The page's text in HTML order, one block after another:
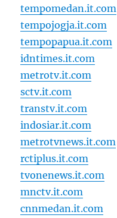
tempomedan.it.com
tempojogja.it.com
tempopapua.it.com
idntimes.it.com
metrotv.it.com
sctv.it.com
transtv.it.com
indosiar.it.com
metrotvnews.it.com
rctiplus.it.com
tvonenews.it.com
mnctv.it.com
cnnmedan.it.com